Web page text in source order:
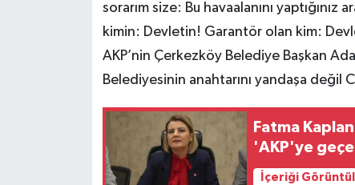
sorarım size: Bu havaalanını
kimin: Devletin! Garantör olan kim:
AKP’nin Çerkezköy Belediye Başkan
Belediyesinin anahtarını yandaşa değil
Fatma
'AKP'ye
İçeriği